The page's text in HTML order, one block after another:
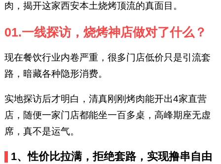
肉，揭开这家西安本土烧烤顶流的真面目。
01.一线探访，烧烤神店做对了什么？
现在餐饮行业内卷严重，很多门店低价只是引流套
路，暗藏各种隐形消费。
实地探访后才明白，清真刚刚烤肉能开出4家直营
店，随便一家门店都能坐一百多桌，高峰期座无虚
席，真不是运气。
1、性价比拉满，拒绝套路，实现撸串自由